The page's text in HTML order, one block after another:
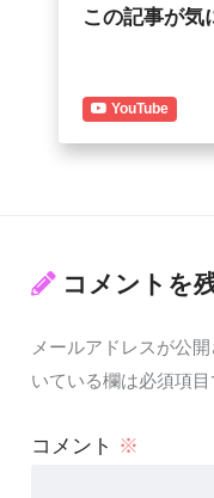
この記事が気
YouTube
コメントを
メールアドレスが公
いている欄は必須項目
コメント ※